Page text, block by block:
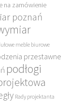
na zamówienie
poznań
meble biurowe
przestawne
podłogi
Rady projektanta